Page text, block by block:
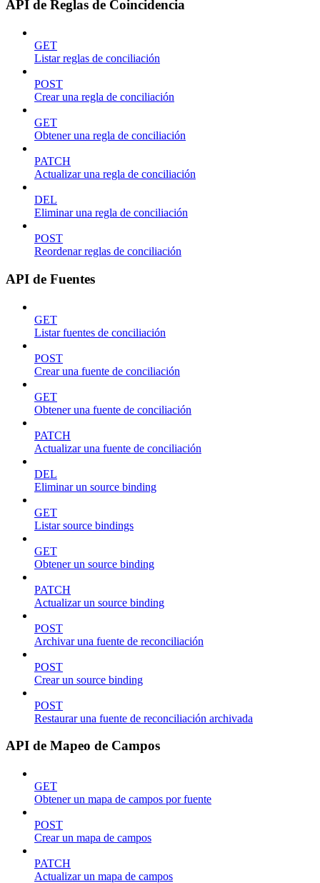
API de Reglas de Coincidencia
GET
Listar reglas de conciliación
POST
Crear una regla de conciliación
GET
Obtener una regla de conciliación
PATCH
Actualizar una regla de conciliación
DEL
Eliminar una regla de conciliación
POST
Reordenar reglas de conciliación
API de Fuentes
GET
Listar fuentes de conciliación
POST
Crear una fuente de conciliación
GET
Obtener una fuente de conciliación
PATCH
Actualizar una fuente de conciliación
DEL
Eliminar un source binding
GET
Listar source bindings
GET
Obtener un source binding
PATCH
Actualizar un source binding
POST
Archivar una fuente de reconciliación
POST
Crear un source binding
POST
Restaurar una fuente de reconciliación archivada
API de Mapeo de Campos
GET
Obtener un mapa de campos por fuente
POST
Crear un mapa de campos
PATCH
Actualizar un mapa de campos